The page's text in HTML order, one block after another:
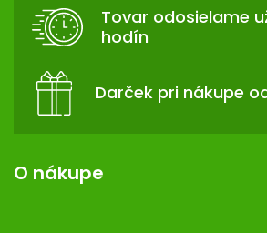
i
e
v
y
i
Tovar odosielame
hodín
Darček pri nákupe
O nákupe